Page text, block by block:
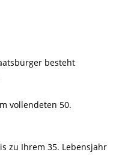
besteht
vollendeten 50.
zu Ihrem 35. Lebensjahr